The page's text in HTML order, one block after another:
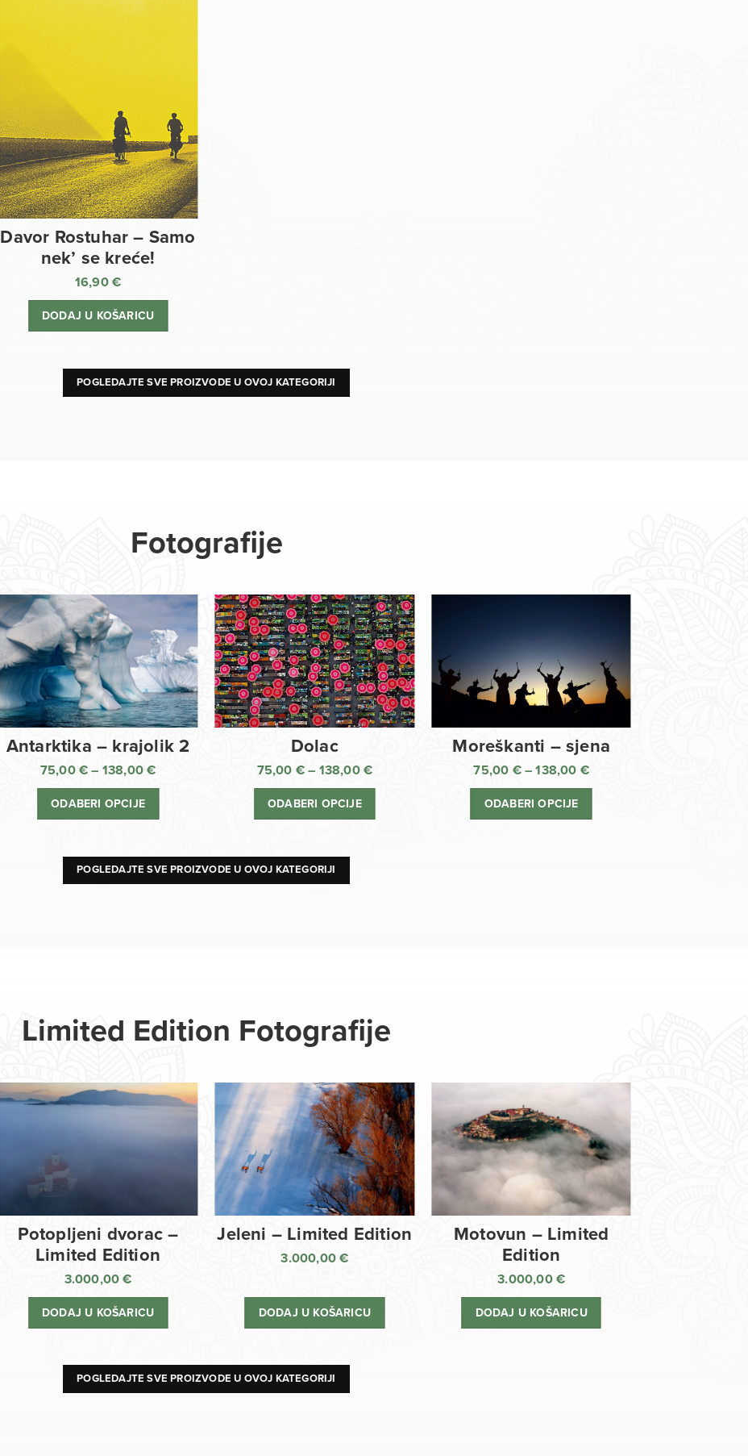
Davor Rostuhar – Samo
nek’ se kreće!
16,90€
DODAJ U KOŠARICU
POGLEDAJTE SVE PROIZVODE U OVOJ KATEGORIJI
Fotografije
Antarktika – krajolik 2
75,00 € – 138,00€
138,00 €
ODABERI OPCIJE
Dolac
75,00 € – 138,00 €
cijena:
ODABERI OPCIJE
Moreškanti – sjena
75,00 € – 138,00 €Raspon
cijena:
ODABERI OPCIJE
POGLEDAJTE SVE PROIZVODE U OVOJ KATEGORIJI
Limited Edition Fotografije
Potopljeni dvorac –
Limited Edition
3.000,00€
DODAJ U KOŠARICU
Jeleni – Limited Edition
3.000,00€
DODAJ U KOŠARICU
Motovun – Limited
Edition
3.000,00 €
DODAJ U KOŠARICU
POGLEDAJTE SVE PROIZVODE U OVOJ KATEGORIJI